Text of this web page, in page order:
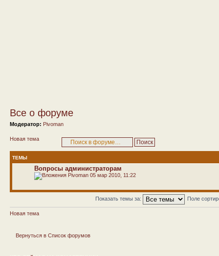
Все о форуме
Модератор: Pivoman
Новая тема
ТЕМЫ
Вопросы администраторам
Pivoman 05 мар 2010, 11:22
Показать темы за: Поле
Новая тема
Вернуться в Список форумов